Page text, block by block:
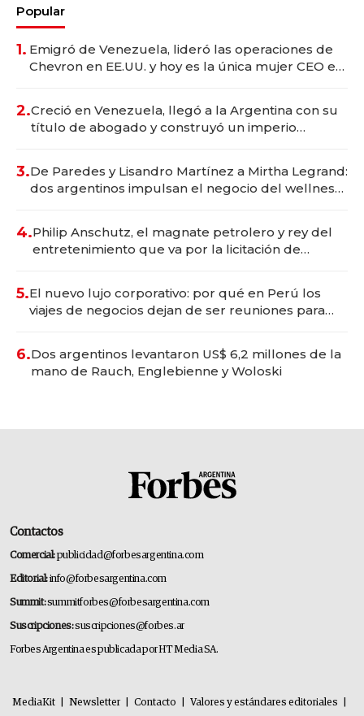
Popular
1. Emigró de Venezuela, lideró las operaciones de
Chevron en EE.UU. y hoy es la única mujer CEO en
2.Creció en Venezuela, llegó a la Argentina con su
título de abogado y construyó un imperio
3.De Paredes y Lisandro Martínez a Mirtha Legrand:
dos argentinos impulsan el negocio del wellness
4.Philip Anschutz, el magnate petrolero y rey del
entretenimiento que va por la licitación de
5.El nuevo lujo corporativo: por qué en Perú los
viajes de negocios dejan de ser reuniones para
6.Dos argentinos levantaron US$ 6,2 millones de la
mano de Rauch, Englebienne y Woloski
Contactos
Comercial:publicidad@forbesargentina.com
Editorial:info@forbesargentina.com
Summit:summitforbes@forbesargentina.com
Suscripciones:suscripciones@forbes.ar
Forbes Argentina es publicada por HT Media SA.
MediaKit Newsletter Contacto Valores y estándares editoriales